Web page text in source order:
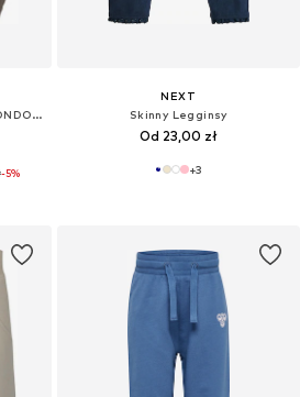
Zwężany krój Spodnie 'NBNILONDON'
-5%
NEXT
Skinny Legginsy
Od 23,00 zł
+3